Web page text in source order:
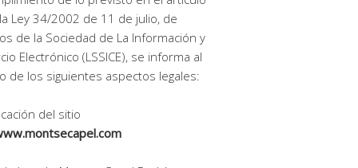
Ley 34/2002 de 11 de julio, de
de la Sociedad de La Información y
Electrónico (LSSICE), se informa al
de los siguientes aspectos legales:
del sitio